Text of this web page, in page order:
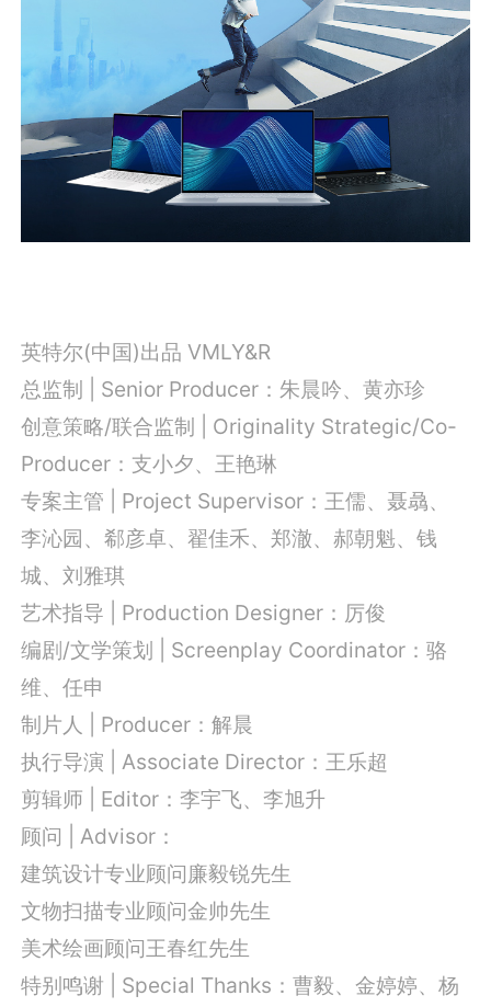
英特尔(中国)出品 VMLY&R
总监制 | Senior Producer：朱晨吟、黄亦珍
创意策略/联合监制 | Originality Strategic/Co-
Producer：支小夕、王艳琳
专案主管 | Project Supervisor： 王儒、聂骉、
李沁园、郗彦卓、翟佳禾、郑澈、郝朝魁、钱
城、刘雅琪
艺术指导 | Production Designer：厉俊
编剧/文学策划 | Screenplay Coordinator：骆
维、任申
制片人 | Producer：解晨
执行导演 | Associate Director：王乐超
剪辑师 | Editor：李宇飞、李旭升
顾问 | Advisor：
建筑设计专业顾问廉毅锐先生
文物扫描专业顾问金帅先生
美术绘画顾问王春红先生
特别鸣谢 | Special Thanks：曹毅、金婷婷、杨